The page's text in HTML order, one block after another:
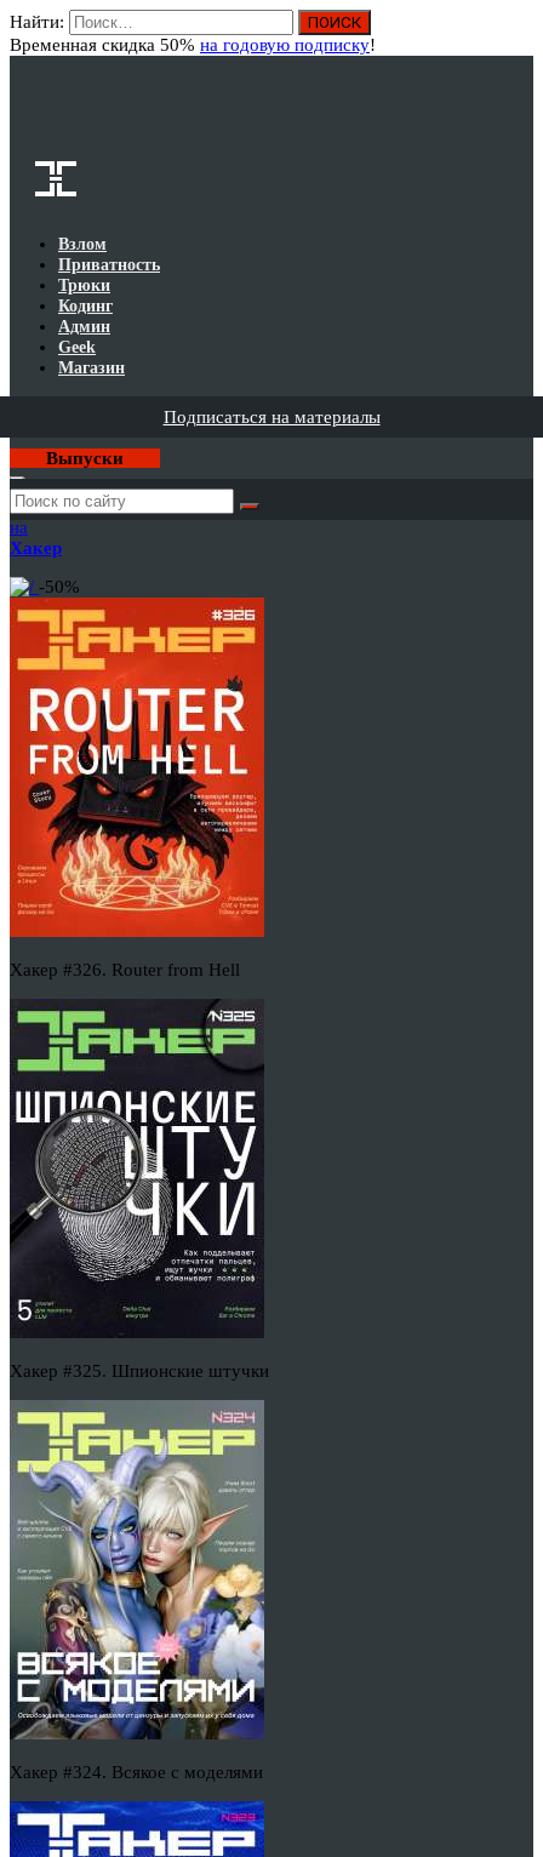
Найти:
Временная скидка 50% на годовую подписку!
Взлом
Приватность
Трюки
Кодинг
Админ
Geek
Магазин
Подписаться на материалы
Выпуски
Годовая
подписка
на
Хакер
-50%
Хакер #326. Router from Hell
Хакер #325. Шпионские штучки
Хакер #324. Всякое с моделями